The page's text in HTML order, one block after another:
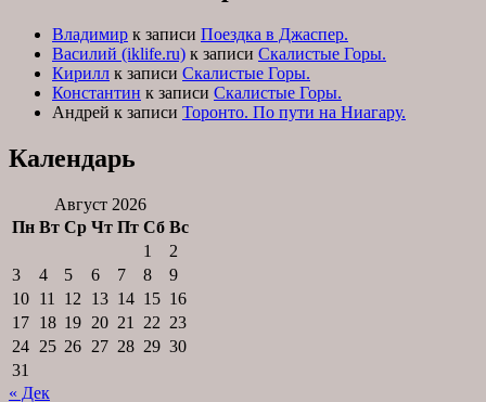
Владимир к записи Поездка в Джаспер.
Василий (iklife.ru) к записи Скалистые Горы.
Кирилл к записи Скалистые Горы.
Константин к записи Скалистые Горы.
Андрей к записи Торонто. По пути на Ниагару.
Календарь
Август 2026
Пн Вт Ср Чт Пт Сб Вс
1
2
3
4 5 6 7 8
9
10 11 12 13 14 15 16
17 18 19 20 21 22 23
24 25 26 27 28 29 30
31
« Дек